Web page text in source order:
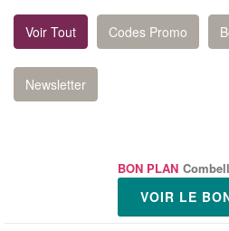
Voir Tout Codes Promo
Newsletter
BON PLAN
VOIR LE